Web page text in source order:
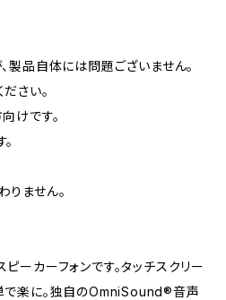
製品自体には問題ございません。
さい。
けです。
ません。
カーフォンです。タッチスクリー
で楽に。独自のOmniSound®音声